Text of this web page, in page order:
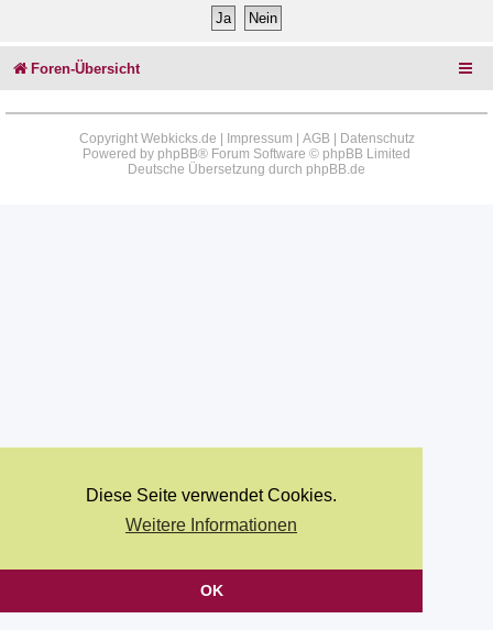
Diese Seite verwendet Cookies.
Weitere Informationen
OK
Foren-Übersicht
Copyright Webkicks.de | Impressum AGB|
Datenschutz
Powered by phpBB® Forum Software © phpBB Limited
Deutsche Übersetzung durch phpBB.de